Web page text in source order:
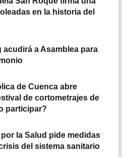
en la historia del
acudirá a Asamblea para
de Cuenca abre
de cortometrajes de
participar?
la Salud pide medidas
del sistema sanitario